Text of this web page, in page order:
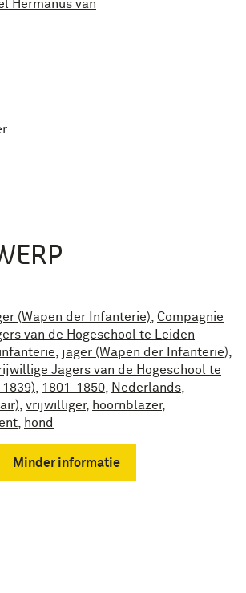
Hermanus van
(Wapen der Infanterie) Compagnie
van de Hogeschool te Leiden
infanterie jager (Wapen der Infanterie)
Jagers van de Hogeschool te
1839)
1801-1850 Nederlands
vrijwilliger, hoornblazer,
hond
Minder informatie